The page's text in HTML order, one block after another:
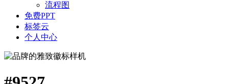
流程图
免费PPT
标签云
个人中心